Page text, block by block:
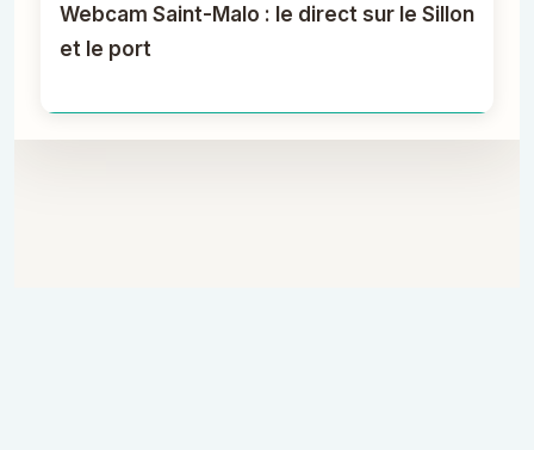
Webcam Saint-Malo : le direct sur le Sillon
et le port